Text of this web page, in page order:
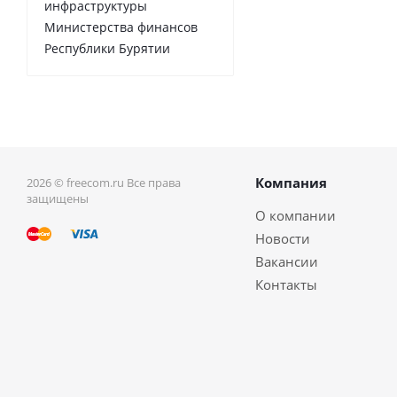
инфраструктуры
Министерства финансов
Республики Бурятии
2026 © freecom.ru Все права
защищены
Компания
О компании
Новости
Вакансии
Контакты